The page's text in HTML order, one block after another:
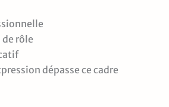
rôle
dépasse ce cadre